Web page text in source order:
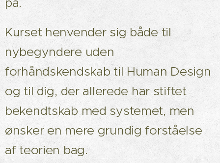
Kurset henvender sig både til
nybegyndere uden
forhåndskendskab til Human Design
og til dig, der allerede har stiftet
bekendtskab med systemet, men
ønsker en mere grundig forståelse
af teorien bag.